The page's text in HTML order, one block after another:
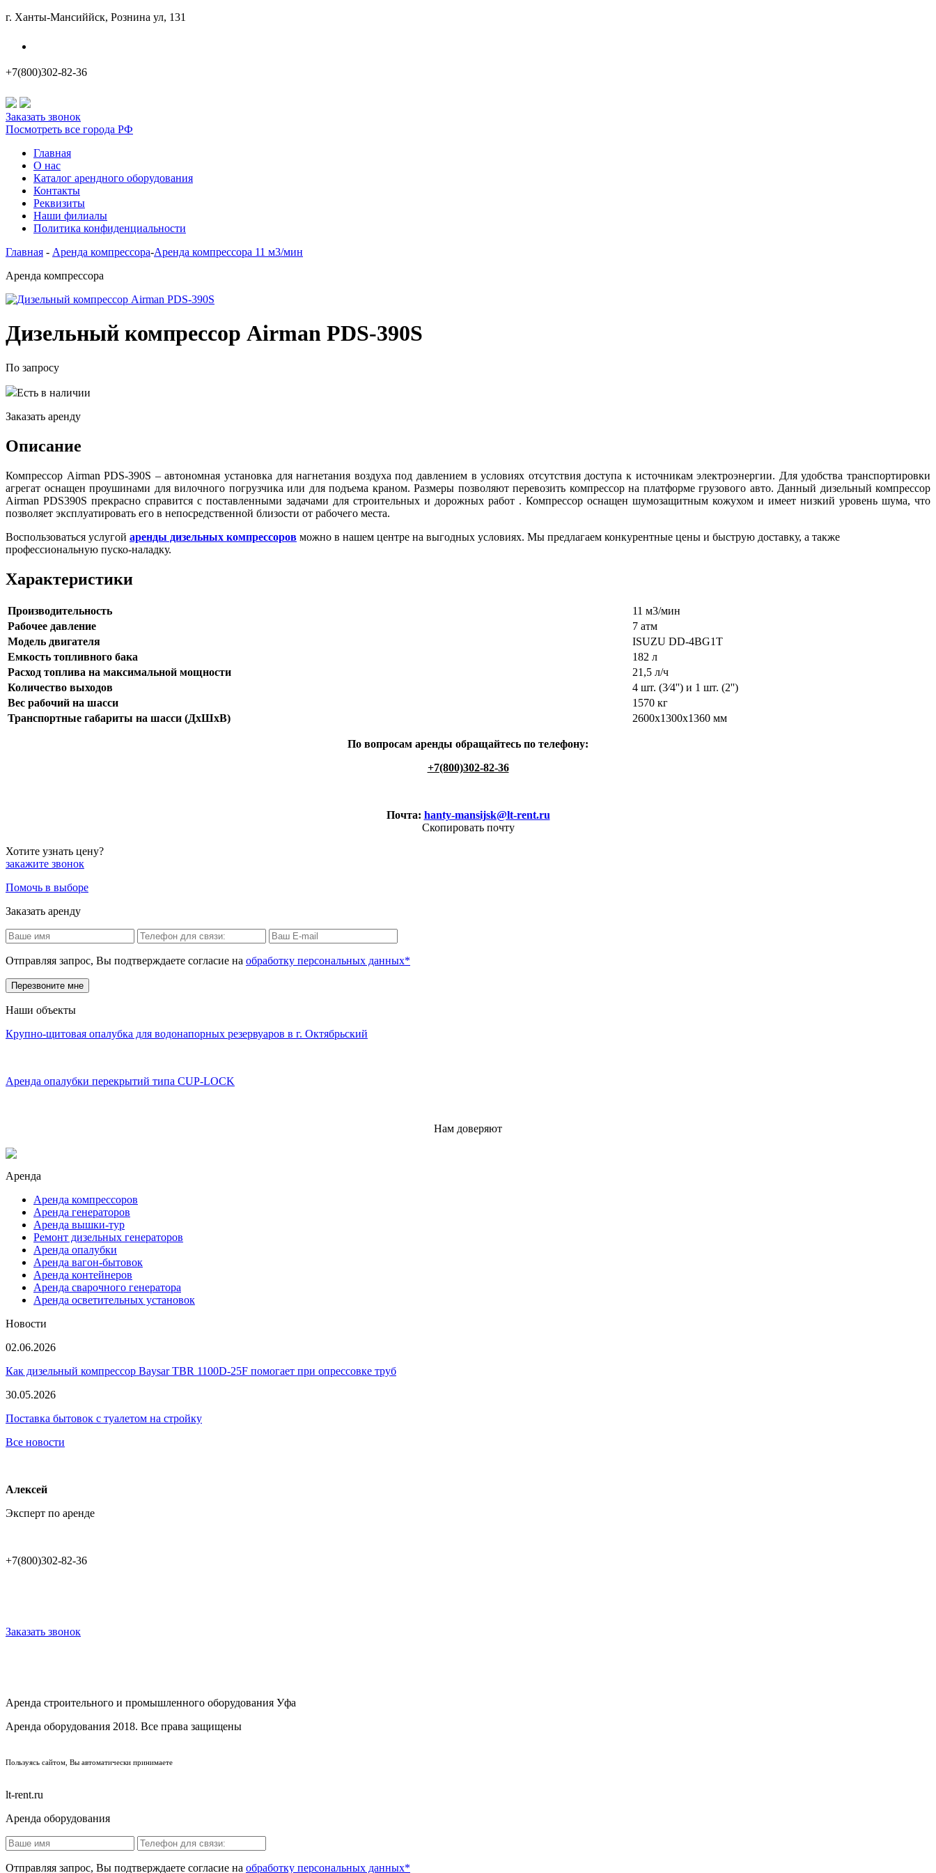
г. Ханты-Мансиййск, Рознина ул, 131
+7(800)302-82-36
Заказать звонок
Посмотреть все города РФ
Главная
О нас
Каталог арендного оборудования
Контакты
Реквизиты
Наши филиалы
Политика конфиденциальности
Главная - Аренда компрессора-Аренда компрессора 11 м3/мин
Аренда компрессора
Дизельный компрессор Airman PDS-390S
По запросу
Есть в наличии
Заказать аренду
Описание
Компрессор Airman PDS-390S – автономная установка для нагнетания воздуха под давлением в условиях отсутствия доступа к источникам электроэнергии. Для удобства транспортировки
агрегат оснащен проушинами для вилочного погрузчика или для подъема краном. Размеры позволяют перевозить компрессор на платформе грузового авто. Данный дизельный компрессор
Airman PDS390S прекрасно справится с поставленными задачами для строительных и дорожных работ . Компрессор оснащен шумозащитным кожухом и имеет низкий уровень шума, что
позволяет эксплуатировать его в непосредственной близости от рабочего места.
Воспользоваться услугой аренды дизельных компрессоров можно в нашем центре на выгодных условиях. Мы предлагаем конкурентные цены и быструю доставку, а также
профессиональную пуско-наладку.
Характеристики
Производительность
11 м3/мин
Рабочее давление
7 атм
Модель двигателя
ISUZU DD-4BG1T
Емкость топливного бака
182 л
Расход топлива на максимальной мощности
21,5 л/ч
Количество выходов
4 шт. (3∕4'') и 1 шт. (2'')
Вес рабочий на шасси
1570 кг
Транспортные габариты на шасси (ДхШхВ)
2600х1300х1360 мм
По вопросам аренды обращайтесь по телефону:
+7(800)302-82-36
Почта: hanty-mansijsk@lt-rent.ru
Скопировать почту
Хотите узнать цену?
закажите звонок
Помочь в выборе
Заказать аренду
Отправляя запрос, Вы подтверждаете согласие на обработку персональных данных*
Наши объекты
Крупно-щитовая опалубка для водонапорных резервуаров в г. Октябрьский
Аренда опалубки перекрытий типа CUP-LOCK
Нам доверяют
Аренда
Аренда компрессоров
Аренда генераторов
Аренда вышки-тур
Ремонт дизельных генераторов
Аренда опалубки
Аренда вагон-бытовок
Аренда контейнеров
Аренда сварочного генератора
Аренда осветительных установок
Новости
02.06.2026
Как дизельный компрессор Baysar TBR 1100D-25F помогает при опрессовке труб
30.05.2026
Поставка бытовок с туалетом на стройку
Все новости
Алексей
Эксперт по аренде
+7(800)302-82-36
Заказать звонок
Аренда строительного и промышленного оборудования Уфа
Аренда оборудования 2018. Все права защищены
Пользуясь сайтом, Вы автоматически принимаете
lt-rent.ru
Аренда оборудования
Отправляя запрос, Вы подтверждаете согласие на обработку персональных данных*